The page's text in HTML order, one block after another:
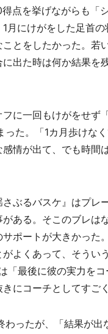
点を挙げながらも「
月にけがをした足首
とをしたかった。若
出た時は何か結果
に一回もけがをせず
った。「1カ月歩けな
情が出て、でも時
ぶるバスケ』はプレ
ある。そこのブレは
サポートが大きかっ
よくあって、そうい
「最後に彼の実力を
にコーチとしてすご
ったが、「結果が